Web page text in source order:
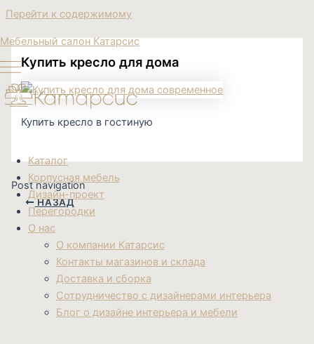
Перейти к содержимому
Мебельный салон Катарсис
Каталог
Корпусная мебель
Дизайн-проект
Перегородки
О нас
О компании Катарсис
Контакты магазинов и склада
Доставка и сборка
Сотрудничество с дизайнерами интерьера
Блог о дизайне интерьера и мебели
Купить кресло для дома
Купить кресло в гостиную
Post navigation
НАЗАД